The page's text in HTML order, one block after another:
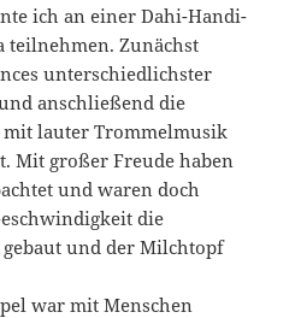
ich an einer Dahi-Handi-
teilnehmen. Zunächst
unterschiedlichster
anschließend die
mit lauter Trommelmusik
Mit großer Freude haben
und waren doch
die
und der Milchtopf
war mit Menschen